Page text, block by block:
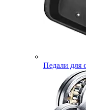
Педали для